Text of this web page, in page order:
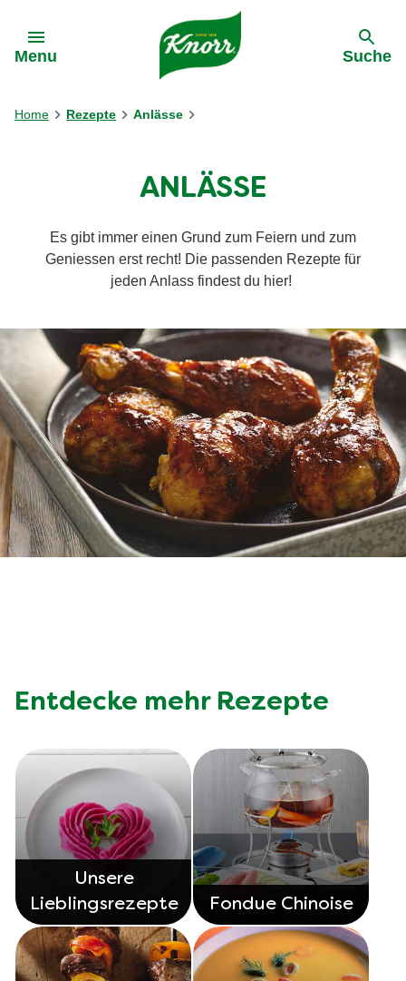
Menu Suche
Home Rezepte Anlässe
ANLÄSSE
Es gibt immer einen Grund zum Feiern und zum
Geniessen erst recht! Die passenden Rezepte für
jeden Anlass findest du hier!
Entdecke mehr Rezepte
Unsere
Lieblingsrezepte
Fondue Chinoise